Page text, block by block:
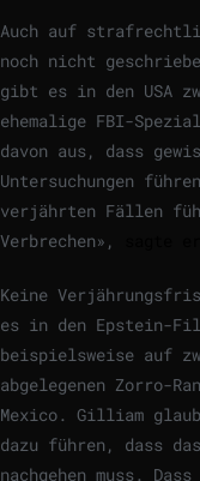
Auch auf
noch nicht
gibt es in den USA
ehemalige FBI-
davon aus, dass
Untersuchungen
verjährten Fällen
Verbrechen»,
Keine
es in den Epstein-
beispielsweise auf
abgelegenen Zorro-
Mexico. Gilliam
dazu führen, dass
nachgehen muss.